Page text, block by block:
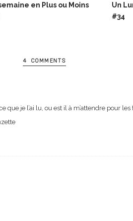
en Plus ou Moins
Un
#34
4 COMMENTS
que je l’ai lu, ou est il à m’attendre pour